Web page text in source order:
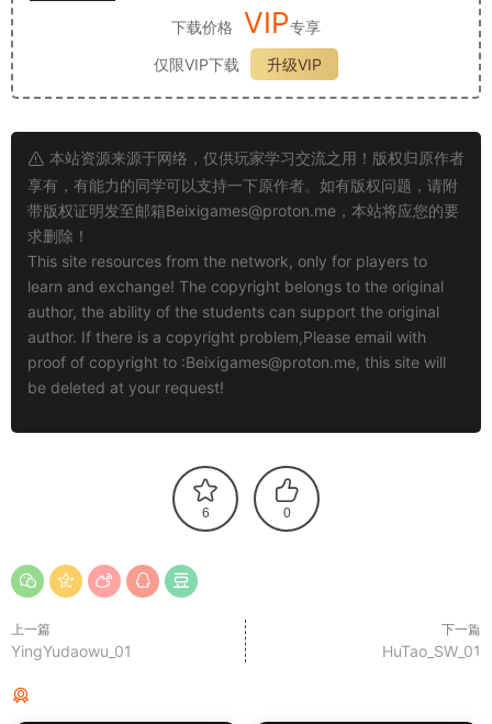
下载价格 VIP专享
仅限VIP下载
升级VIP
本站资源来源于网络，仅供玩家学习交流之用！版权归原作者
享有，有能力的同学可以支持一下原作者。如有版权问题，请附
带版权证明发至邮箱Beixigames@proton.me ，本站将应您的要
求删除！
This site resources from the network, only for players to
learn and exchange! The copyright belongs to the original
author, the ability of the students can support the original
author. If there is a copyright problem,Please email with
proof of copyright to :Beixigames@proton.me, this site will
be deleted at your request!
6 0
上一篇
YingYudaowu_01
下一篇
HuTao_SW_01